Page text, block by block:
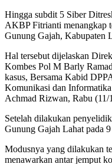
Hingga subdit 5 Siber
AKBP Fitrianti menangkap
Gunung Gajah, Kabupaten
Hal tersebut dijelaskan
Kombes Pol M Barly
kasus, Bersama Kabid
Komunikasi dan
Achmad Rizwan, Rabu (11/
Setelah dilakukan
Gunung Gajah Lahat pada
Modusnya yang dilakukan
menawarkan antar jemput